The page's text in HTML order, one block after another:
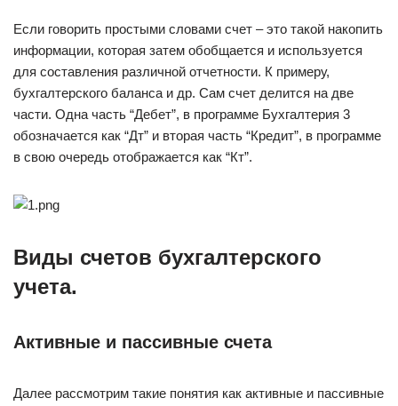
Если говорить простыми словами счет – это такой накопить
информации, которая затем обобщается и используется
для составления различной отчетности. К примеру,
бухгалтерского баланса и др. Сам счет делится на две
части. Одна часть “Дебет”, в программе Бухгалтерия 3
обозначается как “Дт” и вторая часть “Кредит”, в программе
в свою очередь отображается как “Кт”.
Виды счетов бухгалтерского
учета.
Активные и пассивные счета
Далее рассмотрим такие понятия как активные и пассивные